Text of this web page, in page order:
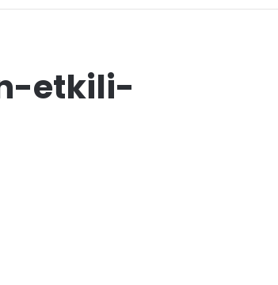
etkili-